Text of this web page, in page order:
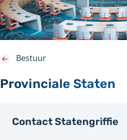
Provinciale Staten
Bestuur
Contact Statengriffie